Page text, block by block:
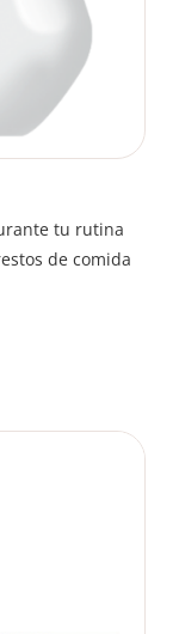
tu rutina
de comida